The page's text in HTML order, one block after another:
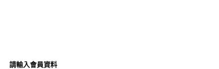
請輸入會員資料